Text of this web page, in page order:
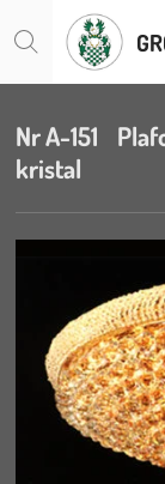
direct
hoofdinhoud
Nr A-151
kristal